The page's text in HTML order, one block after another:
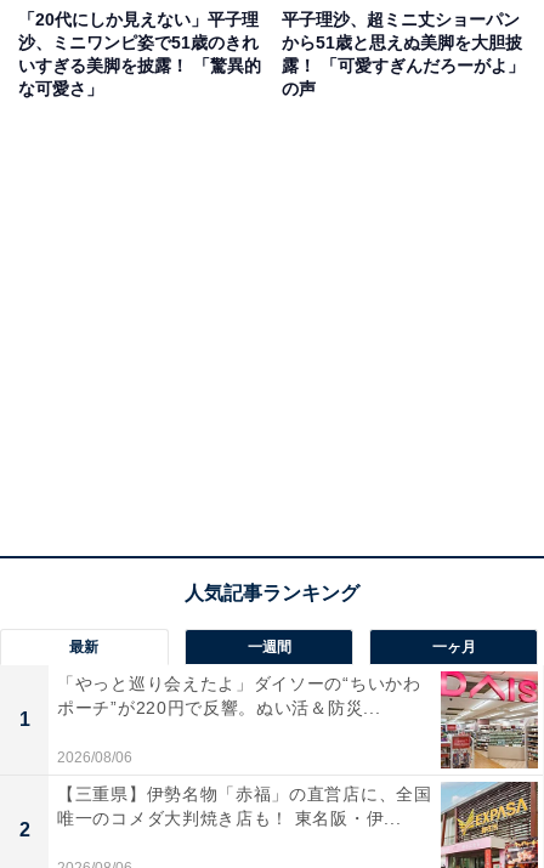
「20代にしか見えない」平子理
沙、ミニワンピ姿で51歳のきれ
いすぎる美脚を披露！ 「驚異的
な可愛さ」
平子理沙、超ミニ丈ショーパン
から51歳と思えぬ美脚を大胆披
露！ 「可愛すぎんだろーがよ」
の声
最新 一週間 一ヶ月
1
「やっと巡り会えたよ」ダイソーの“ちいかわ
ポーチ”が220円で反響。ぬい活＆防災...
2026/08/06
2
【三重県】伊勢名物「赤福」の直営店に、全国
唯一のコメダ大判焼き店も！ 東名阪・伊...